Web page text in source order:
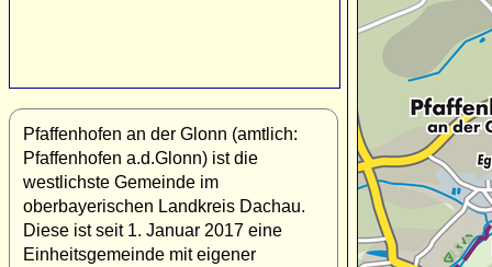
Pfaffenhofen an der Glonn (amtlich:
Pfaffenhofen a.d.Glonn) ist die
westlichste Gemeinde im
oberbayerischen Landkreis Dachau.
Diese ist seit 1. Januar 2017 eine
Einheitsgemeinde mit eigener